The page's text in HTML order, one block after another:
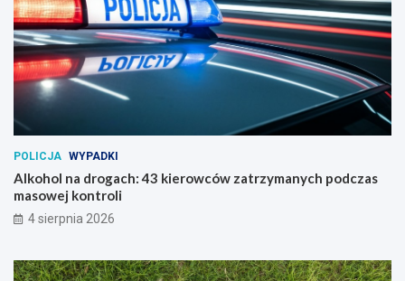
POLICJA WYPADKI
Alkohol na drogach: 43 kierowców zatrzymanych podczas
masowej kontroli
4 sierpnia 2026